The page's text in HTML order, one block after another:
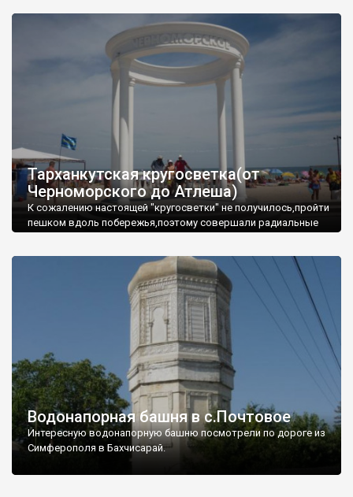
Тарханкутская кругосветка(от
Черноморского до Атлеша)
К сожалению настоящей "кругосветки" не получилось,пройти
пешком вдоль побережья,поэтому совершали радиальные
Водонапорная башня в с.Почтовое
Интересную водонапорную башню посмотрели по дороге из
Симферополя в Бахчисарай.